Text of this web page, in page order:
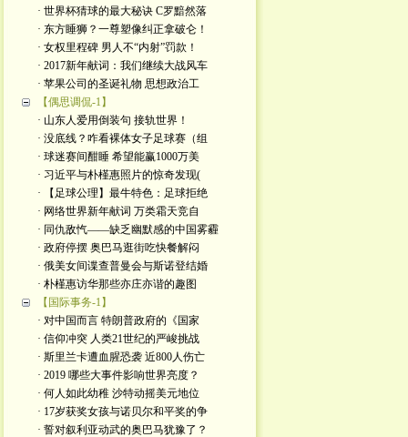
· 世界杯猜球的最大秘诀 C罗黯然落
· 东方睡狮？一尊塑像纠正拿破仑！
· 女权里程碑 男人不“内射”罚款！
· 2017新年献词：我们继续大战风车
· 苹果公司的圣诞礼物 思想政治工
【偶思调侃-1】
· 山东人爱用倒装句 接轨世界！
· 没底线？咋看裸体女子足球赛（组
· 球迷赛间酣睡 希望能赢1000万美
· 习近平与朴槿惠照片的惊奇发现(
· 【足球公理】最牛特色：足球拒绝
· 网络世界新年献词 万类霜天竞自
· 同仇敌忾——缺乏幽默感的中国雾霾
· 政府停摆 奥巴马逛街吃快餐解闷
· 俄美女间谍查普曼会与斯诺登结婚
· 朴槿惠访华那些亦庄亦谐的趣图
【国际事务-1】
· 对中国而言 特朗普政府的《国家
· 信仰冲突 人类21世纪的严峻挑战
· 斯里兰卡遭血腥恐袭 近800人伤亡
· 2019 哪些大事件影响世界亮度？
· 何人如此幼稚 沙特动摇美元地位
· 17岁获奖女孩与诺贝尔和平奖的争
· 誓对叙利亚动武的奥巴马犹豫了？